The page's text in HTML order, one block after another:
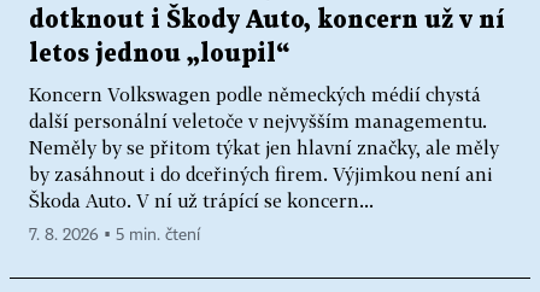
dotknout i Škody Auto, koncern už v ní
letos jednou „loupil“
Koncern Volkswagen podle německých médií chystá
další personální veletoče v nejvyšším managementu.
Neměly by se přitom týkat jen hlavní značky, ale měly
by zasáhnout i do dceřiných firem. Výjimkou není ani
Škoda Auto. V ní už trápící se koncern...
7. 8. 2026 ▪ 5 min. čtení